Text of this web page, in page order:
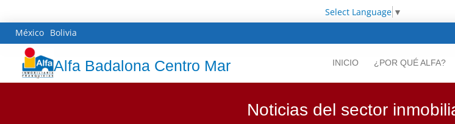
Select Language ▼
México Bolivia
Alfa Badalona Centro Mar INICIO ¿POR QUÉ ALFA?
Noticias del sector